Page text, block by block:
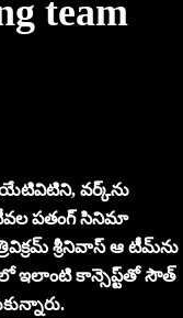
team
వర్క్‌ను
పతంగ్‌ సినిమా
శ్రీనివాస్‌ ఆ టీమ్‌ను
ఇలాంటి కాన్సెప్ట్‌తో సౌత్‌